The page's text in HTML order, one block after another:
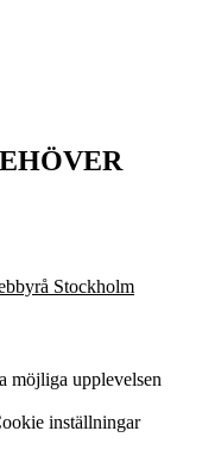
Stockholm
möjliga upplevelsen
inställningar